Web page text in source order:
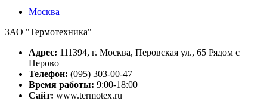
Москва
ЗАО "Термотехника"
Адрес: 111394, г. Москва, Перовская ул., 65 Рядом с
Перово
Телефон: (095) 303-00-47
Время работы: 9:00-18:00
Сайт: www.termotex.ru